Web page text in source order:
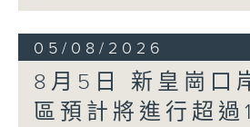
05/08/2026
8月5日 新皇崗口
區預計將進行超